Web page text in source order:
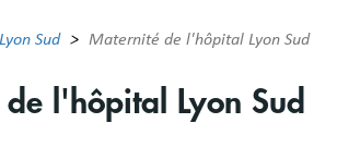
Sud Maternité de l'hôpital Lyon Sud
l'hôpital Lyon Sud